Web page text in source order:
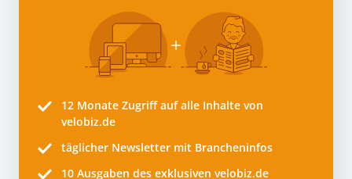
12 Monate Zugriff auf alle Inhalte von
velobiz.de
täglicher Newsletter mit Brancheninfos
10 Ausgaben des exklusiven velobiz.de